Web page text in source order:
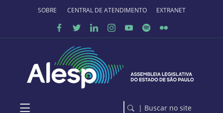
Ir para o conteúdo principal
SOBRE O PORTALCENTRAL DE ATENDIMENTO EXTRANET
| Buscar no site